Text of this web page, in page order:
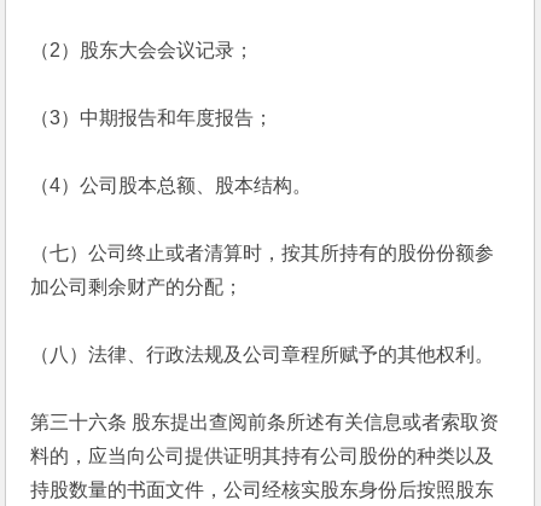
（2）股东大会会议记录；
（3）中期报告和年度报告；
（4）公司股本总额、股本结构。
（七）公司终止或者清算时，按其所持有的股份份额参
加公司剩余财产的分配；
（八）法律、行政法规及公司章程所赋予的其他权利。
第三十六条 股东提出查阅前条所述有关信息或者索取资
料的，应当向公司提供证明其持有公司股份的种类以及
持股数量的书面文件，公司经核实股东身份后按照股东